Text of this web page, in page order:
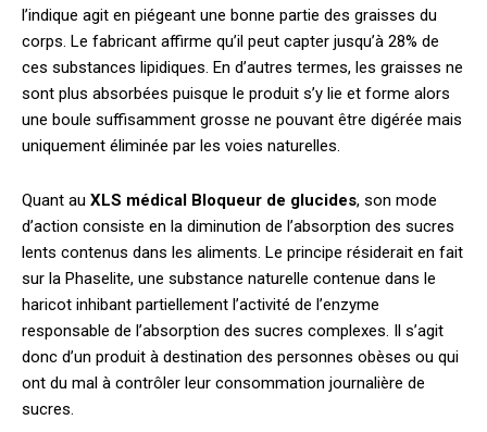
l’indique agit en piégeant une bonne partie des graisses du
corps. Le fabricant affirme qu’il peut capter jusqu’à 28% de
ces substances lipidiques. En d’autres termes, les graisses ne
sont plus absorbées puisque le produit s’y lie et forme alors
une boule suffisamment grosse ne pouvant être digérée mais
uniquement éliminée par les voies naturelles.
Quant au XLS médical Bloqueur de glucides, son mode
d’action consiste en la diminution de l’absorption des sucres
lents contenus dans les aliments. Le principe résiderait en fait
sur la Phaselite, une substance naturelle contenue dans le
haricot inhibant partiellement l’activité de l’enzyme
responsable de l’absorption des sucres complexes. Il s’agit
donc d’un produit à destination des personnes obèses ou qui
ont du mal à contrôler leur consommation journalière de
sucres.